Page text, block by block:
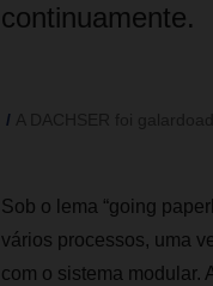
continuamente.
Sob o lema “going
vários processos, uma
com o sistema modular.